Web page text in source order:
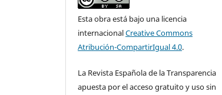
Esta obra está bajo una licencia
internacionalCreative Commons
Atribución-CompartirIgual 4.0.
La Revista Española de la Transparencia
apuesta por el acceso gratuito y uso sin